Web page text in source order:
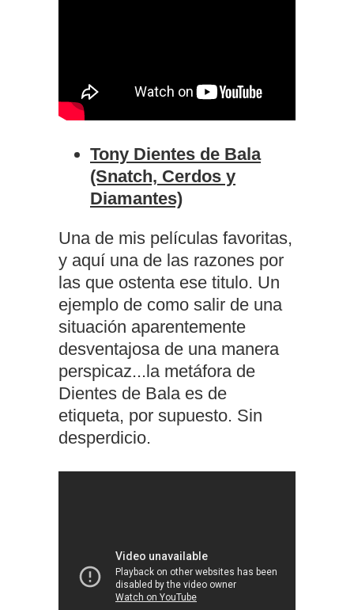
Tony Dientes de Bala
(Snatch, Cerdos y
Diamantes)
Una de mis películas favoritas,
y aquí una de las razones por
las que ostenta ese titulo. Un
ejemplo de como salir de una
situación aparentemente
desventajosa de una manera
perspicaz...la metáfora de
Dientes de Bala es de
etiqueta, por supuesto. Sin
desperdicio.